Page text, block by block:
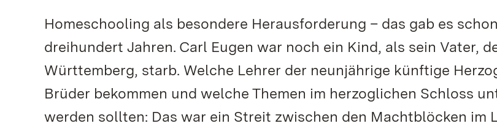
Homeschooling als besondere Herausforderung – das gab es
dreihundert Jahren. Carl Eugen war noch ein Kind, als sein Vater,
Württemberg, starb. Welche Lehrer der neunjährige künftige
Brüder bekommen und welche Themen im herzoglichen Schloss
werden sollten: Das war ein Streit zwischen den Machtblöcken im